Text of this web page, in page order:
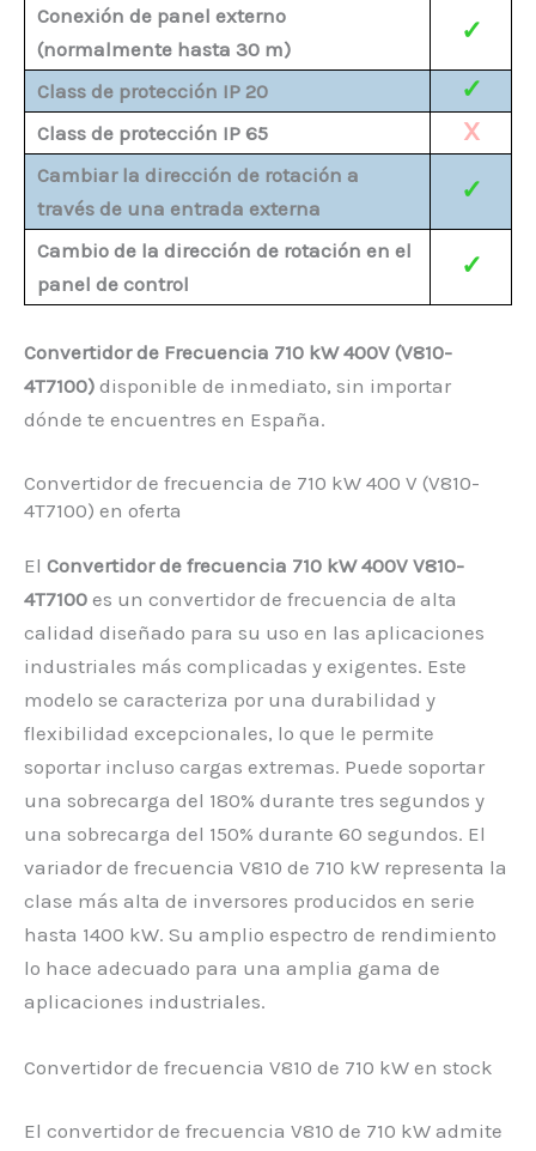
Conexión de panel externo
(normalmente hasta 30 m)
✓
Class de protección IP 20 ✓
Class de protección IP 65 X
Cambiar la dirección de rotación a
través de una entrada externa
✓
Cambio de la dirección de rotación en el
panel de control
✓
Convertidor de Frecuencia 710 kW 400V (V810-
4T7100) disponible de inmediato, sin importar
dónde te encuentres en España.
Convertidor de frecuencia de 710 kW 400 V (V810-
4T7100) en oferta
El Convertidor de frecuencia 710 kW 400V V810-
4T7100 es un convertidor de frecuencia de alta
calidad diseñado para su uso en las aplicaciones
industriales más complicadas y exigentes. Este
modelo se caracteriza por una durabilidad y
flexibilidad excepcionales, lo que le permite
soportar incluso cargas extremas. Puede soportar
una sobrecarga del 180% durante tres segundos y
una sobrecarga del 150% durante 60 segundos. El
variador de frecuencia V810 de 710 kW representa la
clase más alta de inversores producidos en serie
hasta 1400 kW. Su amplio espectro de rendimiento
lo hace adecuado para una amplia gama de
aplicaciones industriales.
Convertidor de frecuencia V810 de 710 kW en stock
El convertidor de frecuencia V810 de 710 kW admite